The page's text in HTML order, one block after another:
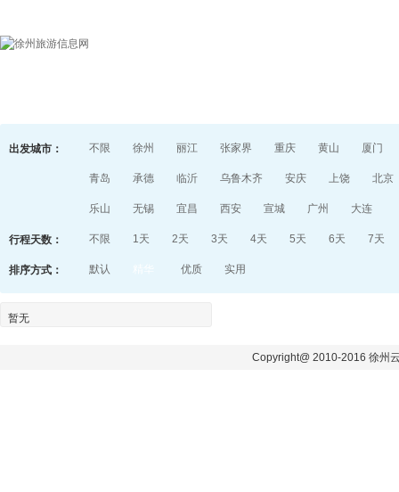
出发城市： 不限 徐州 丽江 张家界 重庆 黄山 厦门
青岛 承德 临沂 乌鲁木齐 安庆 上饶 北京
乐山 无锡 宜昌 西安 宣城 广州 大连
行程天数： 不限 1天 2天 3天 4天 5天 6天 7天
排序方式： 默认 优质 实用
暂无
Copyright@ 2010-2016 徐州